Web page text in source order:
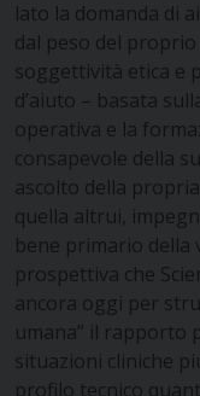
lato la domanda di
dal peso del
soggettività etica e
d’aiuto – basata
operativa e la
consapevole della
ascolto della
quella altrui,
bene primario della
prospettiva che
ancora oggi per
umana” il rapporto
situazioni cliniche
profilo tecnico